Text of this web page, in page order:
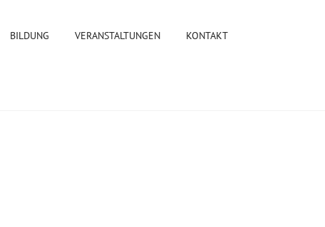
BILDUNG VERANSTALTUNGEN KONTAKT